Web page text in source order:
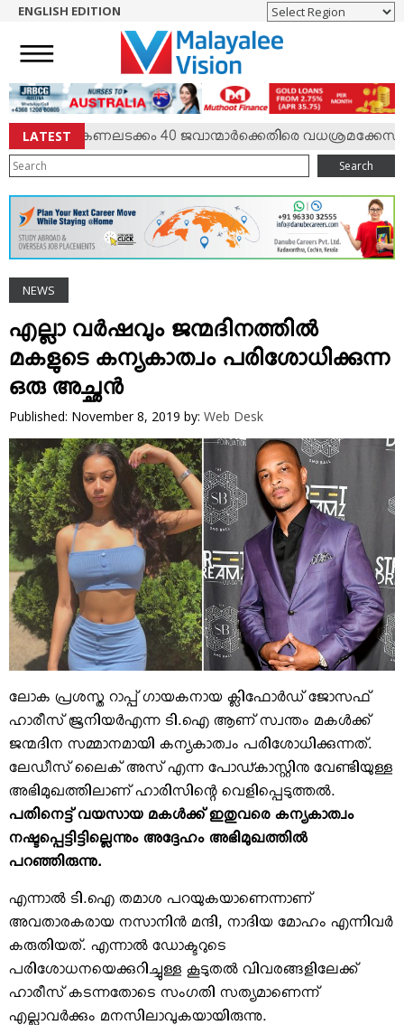
NEWS
ENGLISH
NRI
ENTERTAINMENT
MV SPECIAL
SPORTS
LIFESTYLE
TECH & AUTO
SOCIAL SPHERE
EDITORIAL
ARTS & LITERATURE
MAGAZINE
VIDEOS
YOUR SAY
COOKERY
KARSHAKAN
TOURS & TRAVEL
GREETINGS
CLASSIFIEDS
OBITUARY
ENGLISH EDITION
LATEST
കേണലടക്കം 40 ജവാന്മാര്‍ക്കെതിരെ വധശ്രമക്കേസ്
Search
NEWS
എല്ലാ വര്‍ഷവും ജന്മദിനത്തില്‍
മകളുടെ കന്യകാത്വം പരിശോധിക്കുന്ന
ഒരു അച്ഛന്‍
Published: November 8, 2019 by: Web Desk
ലോക പ്രശസ്ത റാപ്പ് ഗായകനായ ക്ലിഫോര്‍ഡ് ജോസഫ്
ഹാരീസ് ജൂനിയര്‍എന്ന ടി.ഐ ആണ് സ്വന്തം മകള്‍ക്ക്
ജന്മദിന സമ്മാനമായി കന്യകാത്വം പരിശോധിക്കുന്നത്.
ലേഡീസ് ലൈക് അസ് എന്ന പോഡ്കാസ്റ്റിനു വേണ്ടിയുള്ള
അഭിമുഖത്തിലാണ് ഹാരിസിന്റെ വെളിപ്പെടുത്തല്‍.
പതിനെട്ട് വയസായ മകള്‍ക്ക് ഇതുവരെ കന്യകാത്വം
നഷ്ടപ്പെട്ടിട്ടില്ലെന്നും അദ്ദേഹം അഭിമുഖത്തില്‍
പറഞ്ഞിരുന്നു.
എന്നാല്‍ ടി.ഐ തമാശ പറയുകയാണെന്നാണ്
അവതാരകരായ നസാനിന്‍ മന്ദി, നാദിയ മോഹം എന്നിവര്‍
കരുതിയത്. എന്നാല്‍ ഡോക്ടറുടെ
പരിശോധനയെക്കുറിച്ചുള്ള കൂടുതല്‍ വിവരങ്ങളിലേക്ക്
ഹാരീസ് കടന്നതോടെ സംഗതി സത്യമാണെന്ന്
എല്ലാവര്‍ക്കും മനസിലാവുകയായിരുന്നു.